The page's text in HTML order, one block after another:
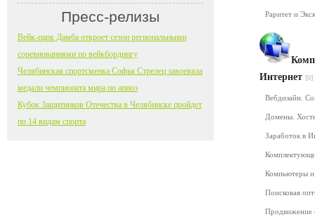
Раритет и
Интернет [0]
Вебдизайн.
Домены.
Заработок в
Компьютеры
Поисковая
Продвижение
Пресс-релизы
Вейк-парк Дамба откроет сезон региональными
соревнованиями по вейкбордингу
Челябинская спортсменка Софья Стрелец завоевала
медали чемпионата мира по апноэ
Кубок Защитников Отечества в Челябинске пройдет
по 14 видам спорта